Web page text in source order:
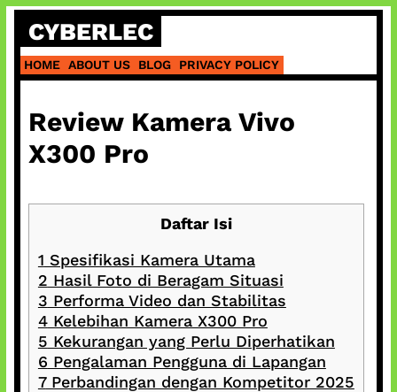
Skip
content
CYBERLEC
HOME ABOUT US BLOG PRIVACY POLICY
Review Kamera Vivo
X300 Pro
Daftar Isi
1 Spesifikasi Kamera Utama
2 Hasil Foto di Beragam Situasi
3 Performa Video dan Stabilitas
4Kelebihan Kamera X300 Pro
5 Kekurangan yang Perlu Diperhatikan
6 Pengalaman Pengguna di Lapangan
7Perbandingan dengan Kompetitor 2025